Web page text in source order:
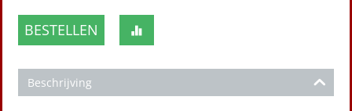
BESTELLEN
Beschrijving